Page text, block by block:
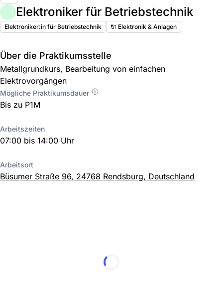
Elektroniker für Betriebstechnik
Elektroniker:in für Betriebstechnik 🔌 Elektronik & Anlagen
Über die Praktikumsstelle
Metallgrundkurs, Bearbeitung von einfachen
Elektrovorgängen
Mögliche Praktikumsdauer
Bis zu P1M
Arbeitszeiten
07:00 bis 14:00 Uhr
Arbeitsort
Büsumer Straße 96, 24768 Rendsburg, Deutschland